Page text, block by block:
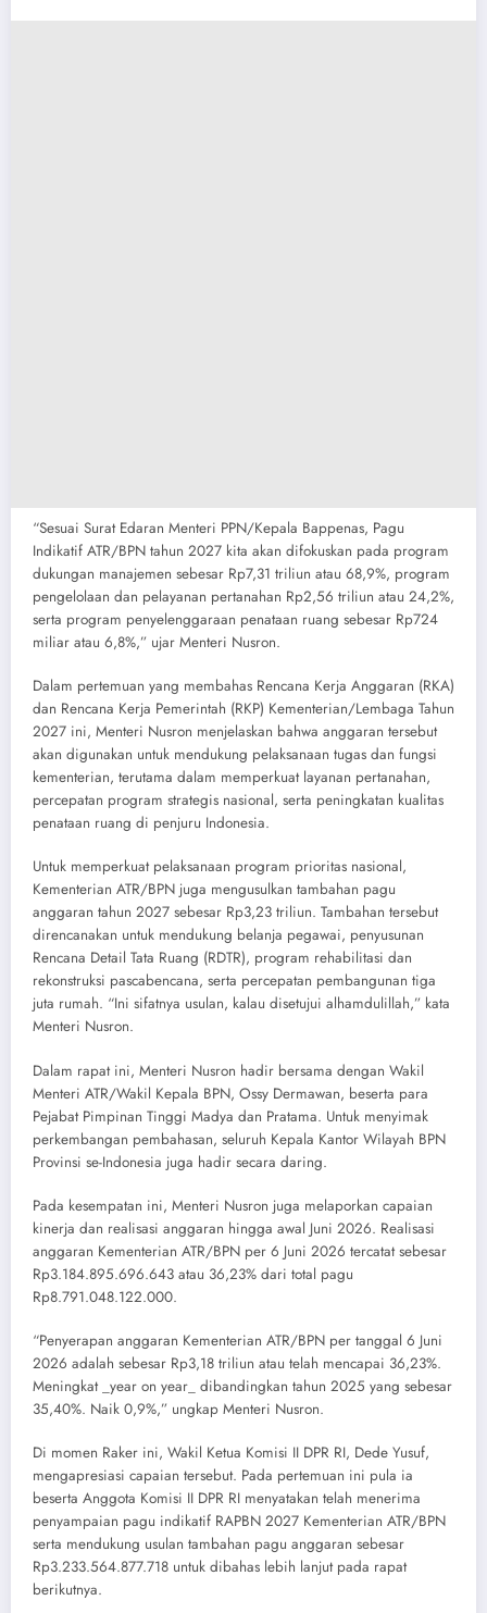
“Sesuai Surat Edaran Menteri PPN/Kepala Bappenas, Pagu
Indikatif ATR/BPN tahun 2027 kita akan difokuskan pada program
dukungan manajemen sebesar Rp7,31 triliun atau 68,9%, program
pengelolaan dan pelayanan pertanahan Rp2,56 triliun atau 24,2%,
serta program penyelenggaraan penataan ruang sebesar Rp724
miliar atau 6,8%,” ujar Menteri Nusron.
Dalam pertemuan yang membahas Rencana Kerja Anggaran (RKA)
dan Rencana Kerja Pemerintah (RKP) Kementerian/Lembaga Tahun
2027 ini, Menteri Nusron menjelaskan bahwa anggaran tersebut
akan digunakan untuk mendukung pelaksanaan tugas dan fungsi
kementerian, terutama dalam memperkuat layanan pertanahan,
percepatan program strategis nasional, serta peningkatan kualitas
penataan ruang di penjuru Indonesia.
Untuk memperkuat pelaksanaan program prioritas nasional,
Kementerian ATR/BPN juga mengusulkan tambahan pagu
anggaran tahun 2027 sebesar Rp3,23 triliun. Tambahan tersebut
direncanakan untuk mendukung belanja pegawai, penyusunan
Rencana Detail Tata Ruang (RDTR), program rehabilitasi dan
rekonstruksi pascabencana, serta percepatan pembangunan tiga
juta rumah. “Ini sifatnya usulan, kalau disetujui alhamdulillah,” kata
Menteri Nusron.
Dalam rapat ini, Menteri Nusron hadir bersama dengan Wakil
Menteri ATR/Wakil Kepala BPN, Ossy Dermawan, beserta para
Pejabat Pimpinan Tinggi Madya dan Pratama. Untuk menyimak
perkembangan pembahasan, seluruh Kepala Kantor Wilayah BPN
Provinsi se-Indonesia juga hadir secara daring.
Pada kesempatan ini, Menteri Nusron juga melaporkan capaian
kinerja dan realisasi anggaran hingga awal Juni 2026. Realisasi
anggaran Kementerian ATR/BPN per 6 Juni 2026 tercatat sebesar
Rp3.184.895.696.643 atau 36,23% dari total pagu
Rp8.791.048.122.000.
“Penyerapan anggaran Kementerian ATR/BPN per tanggal 6 Juni
2026 adalah sebesar Rp3,18 triliun atau telah mencapai 36,23%.
Meningkat _year on year_ dibandingkan tahun 2025 yang sebesar
35,40%. Naik 0,9%,” ungkap Menteri Nusron.
Di momen Raker ini, Wakil Ketua Komisi II DPR RI, Dede Yusuf,
mengapresiasi capaian tersebut. Pada pertemuan ini pula ia
beserta Anggota Komisi II DPR RI menyatakan telah menerima
penyampaian pagu indikatif RAPBN 2027 Kementerian ATR/BPN
serta mendukung usulan tambahan pagu anggaran sebesar
Rp3.233.564.877.718 untuk dibahas lebih lanjut pada rapat
berikutnya.